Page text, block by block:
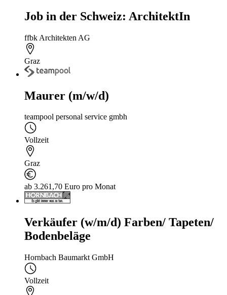
Job in der Schweiz: ArchitektIn
ffbk Architekten AG
Graz
Maurer (m/w/d)
teampool personal service gmbh
Vollzeit
Graz
ab 3.261,70 Euro pro Monat
Verkäufer (w/m/d) Farben/ Tapeten/
Bodenbeläge
Hornbach Baumarkt GmbH
Vollzeit